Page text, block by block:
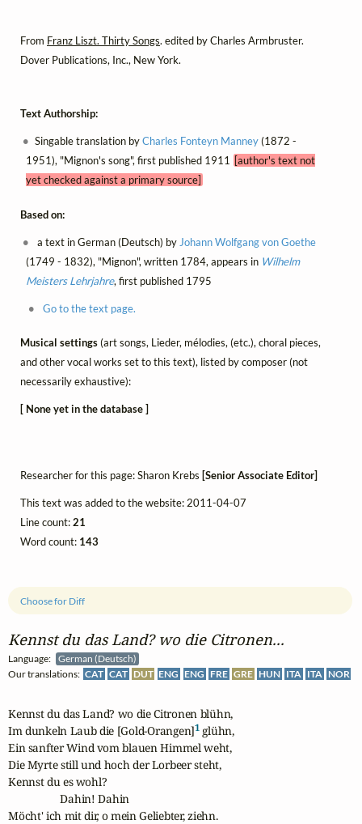
Kennst du das Land? wo die Citronen...
Language:
German (Deutsch)
Our translations: CAT CAT DUT ENG ENG FRE GRE HUN ITA ITA NOR
Choose for Diff
Kennst du das Land? wo die Citronen blühn,
Im dunkeln Laub die [Gold-Orangen]1 glühn,
Ein sanfter Wind vom blauen Himmel weht,
Die Myrte still und hoch der Lorbeer steht,
Kennst du es wohl?
                   Dahin! Dahin
Möcht' ich mit dir, o mein Geliebter, ziehn.
From Franz Liszt. Thirty Songs. edited by Charles Armbruster.
Dover Publications, Inc., New York.
Text Authorship:
Singable translation byCharles Fonteyn Manney(1872 -
1951), "Mignon's song", first published 1911
[author's text not
yet checked against a primary source]
Based on:
a text in German (Deutsch) by Johann Wolfgang von Goethe
(1749 - 1832), "Mignon", written 1784, appears in Wilhelm
Meisters Lehrjahre, first published 1795
Go to the text page.
Musical settings(art songs, Lieder, mélodies, (etc.), choral pieces,
and other vocal works set to this text), listed by composer (not
necessarily exhaustive):
[ None yet in the database ]
Researcher for this page: Sharon Krebs [Senior Associate Editor]
This text was added to the website: 2011-04-07
Line count:21
Word count: 143